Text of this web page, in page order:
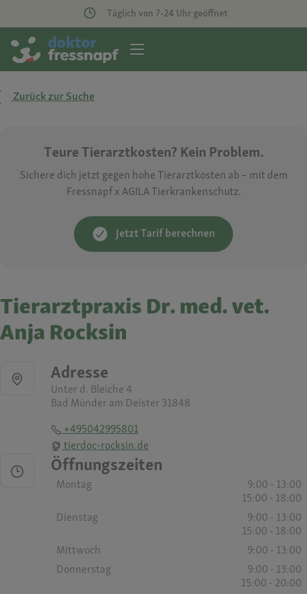
Täglich von 7-24 Uhr geöffnet
Zurück zur Suche
Teure Tierarztkosten? Kein Problem.
Sichere dich jetzt gegen hohe Tierarztkosten ab – mit dem
Fressnapf x AGILA Tierkrankenschutz.
Jetzt Tarif berechnen
Tierarztpraxis Dr. med. vet.
Anja Rocksin
Adresse
Unter d. Bleiche 4
Bad Münder am Deister 31848
+495042995801
tierdoc-rocksin.de
Öffnungszeiten
Montag
9:00 - 13:00
15:00 - 18:00
Dienstag
9:00 - 13:00
15:00 - 18:00
Mittwoch
9:00 - 13:00
Donnerstag
9:00 - 13:00
15:00 - 20:00